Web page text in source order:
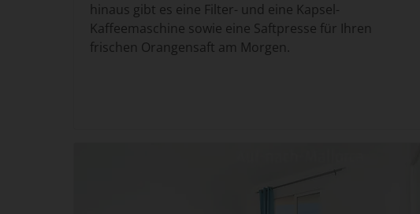
hinaus gibt es eine Filter- und eine Kapsel-
Kaffeemaschine sowie eine Saftpresse für Ihren
frischen Orangensaft am Morgen.